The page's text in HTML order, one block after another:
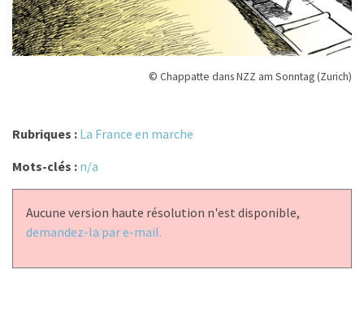
© Chappatte dans NZZ am Sonntag (Zurich)
Rubriques : La France en marche
Mots-clés : n/a
Aucune version haute résolution n'est disponible,
demandez-la par e-mail.